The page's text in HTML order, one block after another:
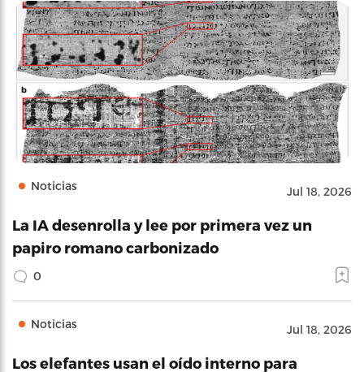
Noticias Jul 18, 2026
La IA desenrolla y lee por primera vez un
papiro romano carbonizado
0
Noticias Jul 18, 2026
Los elefantes usan el oído interno para